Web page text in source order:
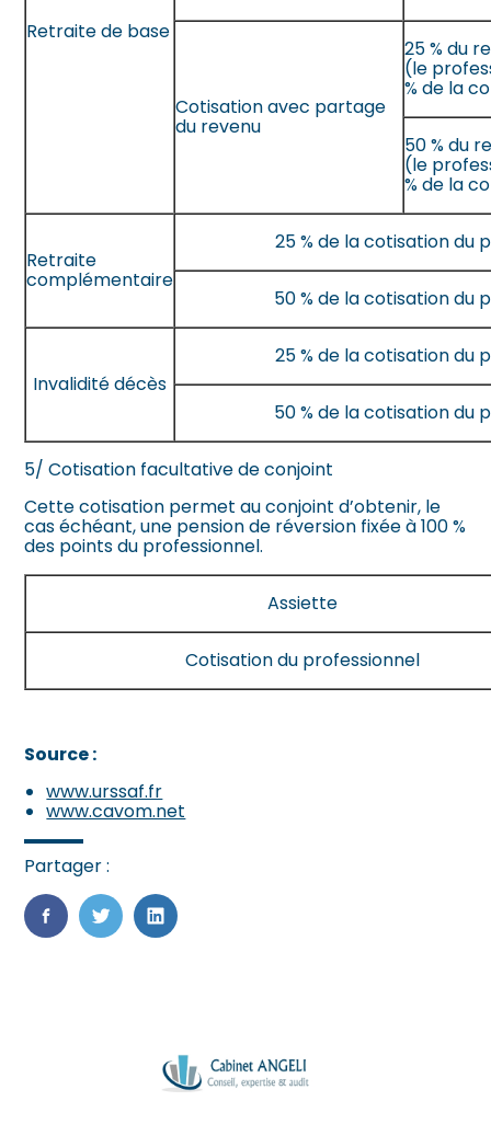
Retraite de base
Cotisation avec partage
du revenu
25 % du
(le
% de la
50 % du
(le
% de la
Retraite
complémentaire
25 % de la cotisation du
50 % de la cotisation du
Invalidité décès
25 % de la cotisation du
50 % de la cotisation du
5/ Cotisation facultative de conjoint
Cette cotisation permet au conjoint d’obtenir, le
cas échéant, une pension de réversion fixée à 100 %
des points du professionnel.
Assiette
Cotisation du professionnel
Source :
www.urssaf.fr
www.cavom.net
Partager :
FaceBook
TwitterLinkedIn